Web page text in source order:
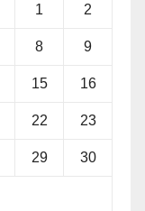
1 2
8 9
15 16
22 23
29 30